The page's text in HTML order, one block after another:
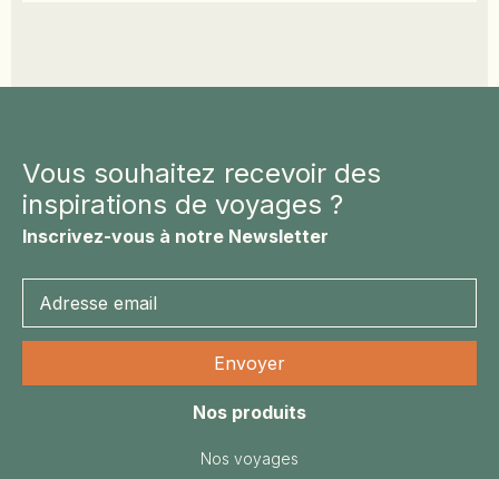
Vous souhaitez recevoir des
inspirations de voyages ?
Inscrivez-vous à notre Newsletter
Nos produits
Nos voyages